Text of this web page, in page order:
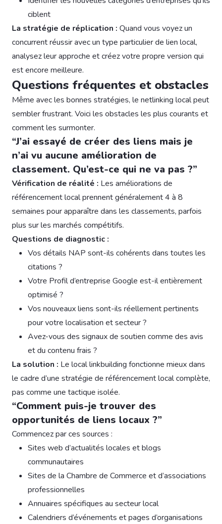
ciblent
La stratégie de réplication : Quand vous voyez un
concurrent réussir avec un type particulier de lien local,
analysez leur approche et créez votre propre version qui
est encore meilleure.
Questions fréquentes et obstacles
Même avec les bonnes stratégies, le netlinking local peut
sembler frustrant. Voici les obstacles les plus courants et
comment les surmonter.
“J’ai essayé de créer des liens mais je
n’ai vu aucune amélioration de
classement. Qu’est-ce qui ne va pas ?”
Vérification de réalité : Les améliorations de
référencement local prennent généralement 4 à 8
semaines pour apparaître dans les classements, parfois
plus sur les marchés compétitifs.
Questions de diagnostic :
Vos détails NAP sont-ils cohérents dans toutes les
citations ?
Votre Profil d’entreprise Google est-il entièrement
optimisé ?
Vos nouveaux liens sont-ils réellement pertinents
pour votre localisation et secteur ?
Avez-vous des signaux de soutien comme des avis
et du contenu frais ?
La solution : Le local linkbuilding fonctionne mieux dans
le cadre d’une stratégie de référencement local complète,
pas comme une tactique isolée.
“Comment puis-je trouver des
opportunités de liens locaux ?”
Commencez par ces sources :
Sites web d’actualités locales et blogs
communautaires
Sites de la Chambre de Commerce et d’associations
professionnelles
Annuaires spécifiques au secteur local
Calendriers d’événements et pages d’organisations